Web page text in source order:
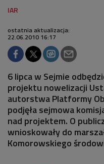
ostatnia aktualizacja:
22.06.2010 16:17
6 lipca w Sejmie
projektu nowelizacji
autorstwa Platformy
podjęła sejmowa
nad projektem. O
wnioskowały do
Komorowskiego